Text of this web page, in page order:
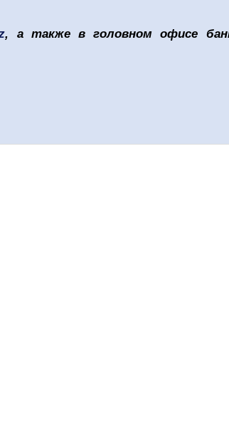
, а также в головном офисе